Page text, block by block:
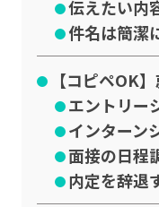
伝えたい内
件名は簡潔
【コピペOK
エントリー
インターン
面接の日程
内定を辞退